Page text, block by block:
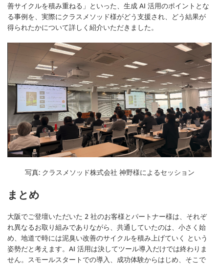
善サイクルを積み重ねる」といった、生成 AI 活用のポイントとな
る事例を、実際にクラスメソッド様がどう支援され、どう結果が
得られたかについて詳しく紹介いただきました。
写真: クラスメソッド株式会社 神野様によるセッション
まとめ
大阪でご登壇いただいた 2 社のお客様とパートナー様は、それぞ
れ異なるお取り組みでありながら、共通していたのは、小さく始
め、地道で時には泥臭い改善のサイクルを積み上げていく という
姿勢だと考えます。AI 活用は決してツール導入だけでは終わりま
せん。スモールスタートでの導入、成功体験からはじめ、そこで